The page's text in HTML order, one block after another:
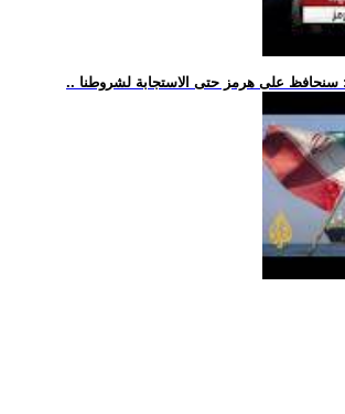
سنحافظ على هرمز حتى الاستجابة لشروطنا